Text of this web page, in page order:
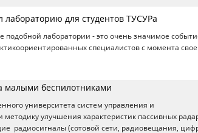
лабораторию для студентов ТУСУРа
подобной лаборатории - это очень значимое
специалистов с момента
малыми беспилотниками
университета систем управления и
методику улучшения характеристик пассивных
радиосигналы (сотовой сети, радиовещания,